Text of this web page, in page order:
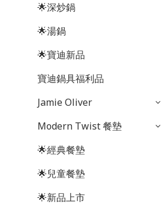
🌟深炒鍋
🌟湯鍋
🌟寶迪新品
寶迪鍋具福利品
Jamie Oliver
Modern Twist 餐墊
🌟經典餐墊
🌟兒童餐墊
🌟新品上市